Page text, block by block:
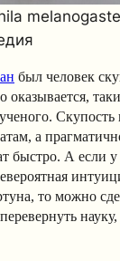
был человек
Скупость
а
быстро. А если
то можно